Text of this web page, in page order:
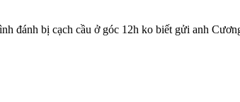
đánh bị cạch cầu ở góc 12h ko biết gửi anh